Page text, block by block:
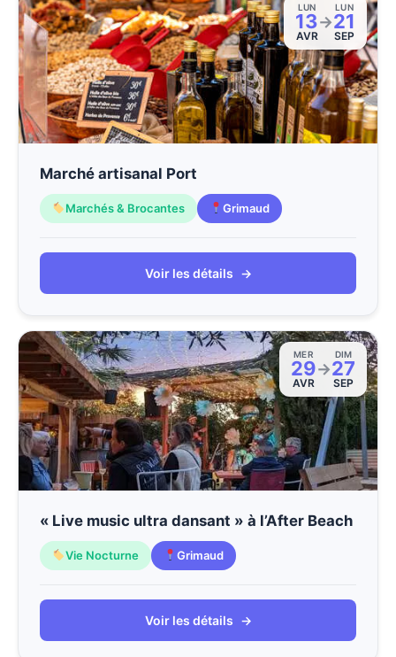
LUN
13
AVR
→
LUN
21
SEP
Marché artisanal Port
Marchés & Brocantes Grimaud
Voir les détails →
MER
29
AVR
→
DIM
27
SEP
« Live music ultra dansant » à l’After Beach
Vie Nocturne Grimaud
Voir les détails →